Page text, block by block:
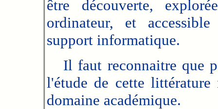
être découverte,
ordinateur, et
support informatique.
Il faut reconnaitre que
l'étude de cette
domaine académique.